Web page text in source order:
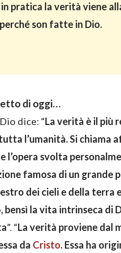
pratica la verità viene
son fatte in Dio.
di oggi…
dice: “La verità è il più
l’umanità. Si chiama
l’opera svolta
famosa di un grande
dei cieli e della terra
bensì la vita intrinseca
”. “La verità proviene dal
da Cristo. Essa ha